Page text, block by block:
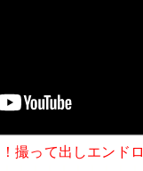
撮って出しエンド